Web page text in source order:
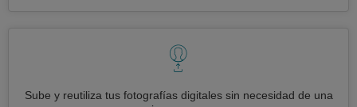
Sube y reutiliza tus fotografías digitales sin necesidad de una